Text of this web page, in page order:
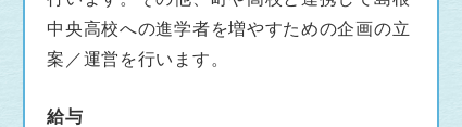
中央高校への進学者を増やすための企画の立
案／運営を行います。
給与